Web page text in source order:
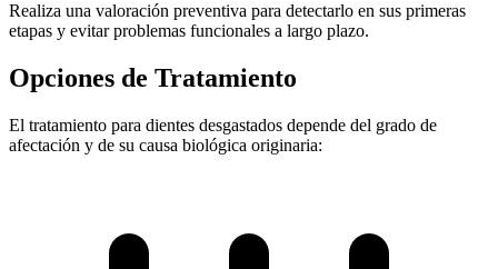
Realiza una valoración preventiva para detectarlo en sus primeras
etapas y evitar problemas funcionales a largo plazo.
Opciones de Tratamiento
El tratamiento para dientes desgastados depende del grado de
afectación y de su causa biológica originaria: